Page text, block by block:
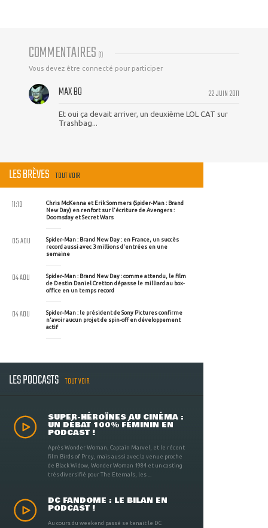
COMMENTAIRES (1)
Vous devez être connecté pour participer
22 JUIN 2011
MAX BO
Et oui ça devait arriver, un deuxième LOL CAT sur
Trashbag...
LES BRÈVES TOUT VOIR
Chris McKenna et Erik Sommers (Spider-Man : Brand
New Day) en renfort sur l'écriture de Avengers :
Doomsday et Secret Wars
11:19
Spider-Man : Brand New Day : en France, un succès
record aussi avec 3 millions d'entrées en une
semaine
05 AOU
Spider-Man : Brand New Day : comme attendu, le film
de Destin Daniel Cretton dépasse le milliard au box-
office en un temps record
04 AOU
Spider-Man : le président de Sony Pictures confirme
n'avoir aucun projet de spin-off en développement
actif
04 AOU
LES PODCASTS TOUT VOIR
SUPER-HÉROÏNES AU CINÉMA :
UN DÉBAT 100% FÉMININ EN
PODCAST !
Après Wonder Woman, Captain Marvel, et le récent
film Birds of Prey, mais aussi avec la venue proche
de Black Widow, Wonder Woman 1984 et un casting
très diversifié pour The Eternals, les ...
DC FANDOME : LE BILAN EN
PODCAST !
Au cours du weekend passé se tenait le DC